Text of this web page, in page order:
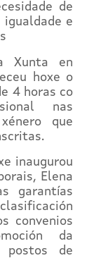
de
igualdade e
Xunta en
hoxe o
4 horas co
nas
que
inaugurou
Elena
garantías
convenios
da
postos de